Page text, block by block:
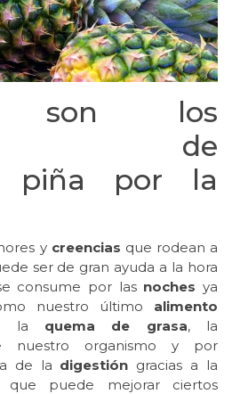
son los
de
piña por la
y creencias que rodean a
ser de gran ayuda a la hora
consume por las nochesya
nuestro último alimento
la quema de grasa, la
nuestro organismo y por
de la digestión gracias a la
que puede mejorar ciertos